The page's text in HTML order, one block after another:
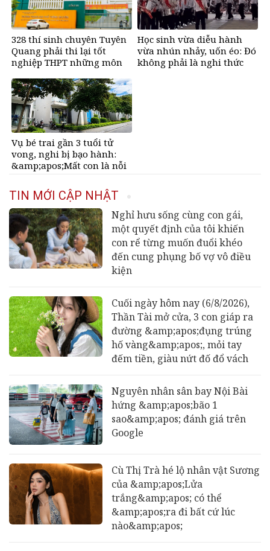
328 thí sinh chuyên Tuyên
Quang phải thi lại tốt
nghiệp THPT những môn
Học sinh vừa diễu hành
vừa nhún nhảy, uốn éo: Đó
không phải là nghi thức
Vụ bé trai gần 3 tuổi tử
vong, nghi bị bạo hành:
&amp;apos;Mất con là nỗi
TIN MỚI CẬP NHẬT
Nghỉ hưu sống cùng con gái,
một quyết định của tôi khiến
con rể từng muốn đuổi khéo
đến cung phụng bố vợ vô điều
kiện
Cuối ngày hôm nay (6/8/2026),
Thần Tài mở cửa, 3 con giáp ra
đường &amp;apos;đụng trúng
hố vàng&amp;apos;, mỏi tay
đếm tiền, giàu nứt đố đổ vách
Nguyên nhân sân bay Nội Bài
hứng &amp;apos;bão 1
sao&amp;apos; đánh giá trên
Google
Cù Thị Trà hé lộ nhân vật Sương
của &amp;apos;Lửa
trắng&amp;apos; có thể
&amp;apos;ra đi bất cứ lúc
nào&amp;apos;